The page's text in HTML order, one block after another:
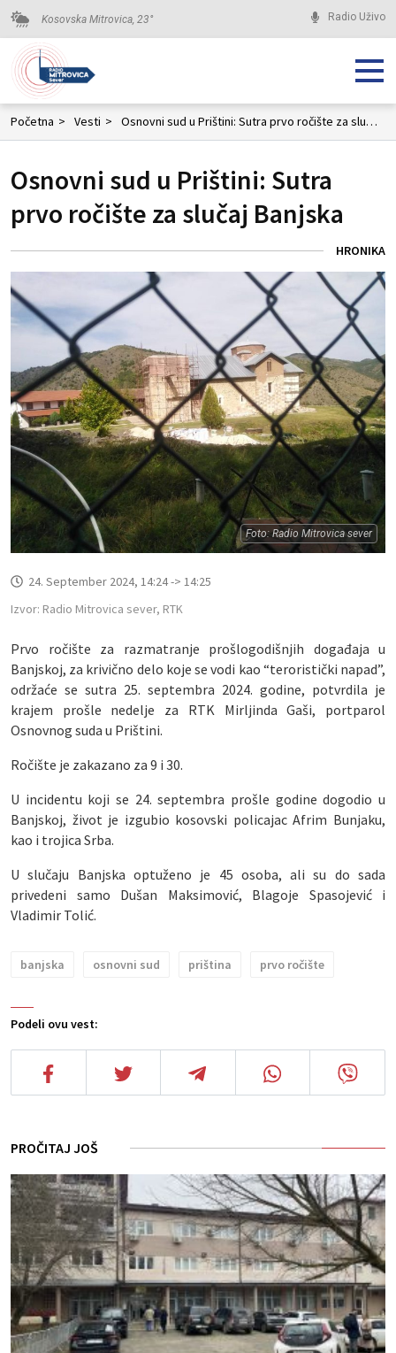
Kosovska Mitrovica, 23° Radio Uživo
Početna > Vesti > Osnovni sud u Prištini: Sutra prvo ročište za slučaj Banjska
Osnovni sud u Prištini: Sutra
prvo ročište za slučaj Banjska
HRONIKA
Foto: Radio Mitrovica sever
Podeli ovu vest:
24. September 2024, 14:24 -> 14:25
Izvor: Radio Mitrovica sever, RTK
Prvo ročište za razmatranje prošlogodišnjih događaja u
Banjskoj, za krivično delo koje se vodi kao “teroristički napad”,
održaće se sutra 25. septembra 2024. godine, potvrdila je
krajem prošle nedelje za RTK Mirljinda Gaši, portparol
Osnovnog suda u Prištini.
Ročište je zakazano za 9 i 30.
U incidentu koji se 24. septembra prošle godine dogodio u
Banjskoj, život je izgubio kosovski policajac Afrim Bunjaku,
kao i trojica Srba.
U slučaju Banjska optuženo je 45 osoba, ali su do sada
privedeni samo Dušan Maksimović, Blagoje Spasojević i
Vladimir Tolić.
banjska osnovni sud priština prvo ročište
PROČITAJ JOŠ